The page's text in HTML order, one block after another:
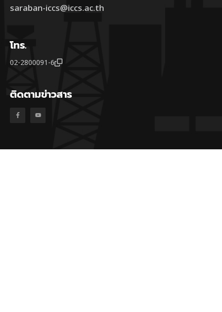
saraban-iccs@iccs.ac.th
โทร.
02-2800091-6
ติดตามข่าวสาร